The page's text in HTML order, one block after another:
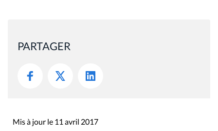
PARTAGER
Mis à jour le 11 avril 2017